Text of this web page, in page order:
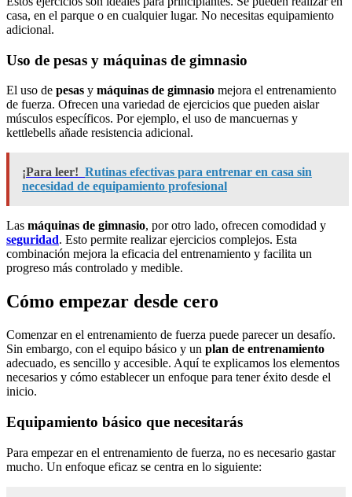
casa, en el parque o en cualquier lugar. No necesitas equipamiento
adicional.
Uso de pesas y máquinas de gimnasio
El uso de pesas y máquinas de gimnasio mejora el entrenamiento
de fuerza. Ofrecen una variedad de ejercicios que pueden aislar
músculos específicos. Por ejemplo, el uso de mancuernas y
kettlebells añade resistencia adicional.
¡Para leer! Rutinas efectivas para entrenar en casa sin
necesidad de equipamiento profesional
Las máquinas de gimnasio, por otro lado, ofrecen comodidad y
seguridad. Esto permite realizar ejercicios complejos. Esta
combinación mejora la eficacia del entrenamiento y facilita un
progreso más controlado y medible.
Cómo empezar desde cero
Comenzar en el entrenamiento de fuerza puede parecer un desafío.
Sin embargo, con el equipo básico y un plan de entrenamiento
adecuado, es sencillo y accesible. Aquí te explicamos los elementos
necesarios y cómo establecer un enfoque para tener éxito desde el
inicio.
Equipamiento básico que necesitarás
Para empezar en el entrenamiento de fuerza, no es necesario gastar
mucho. Un enfoque eficaz se centra en lo siguiente: